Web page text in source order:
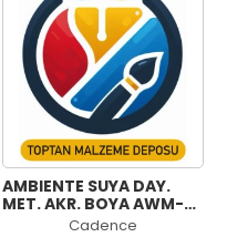
AMBIENTE SUYA DAY.
MET. AKR. BOYA AWM-
05 BRONZ 250ML +
Cadence